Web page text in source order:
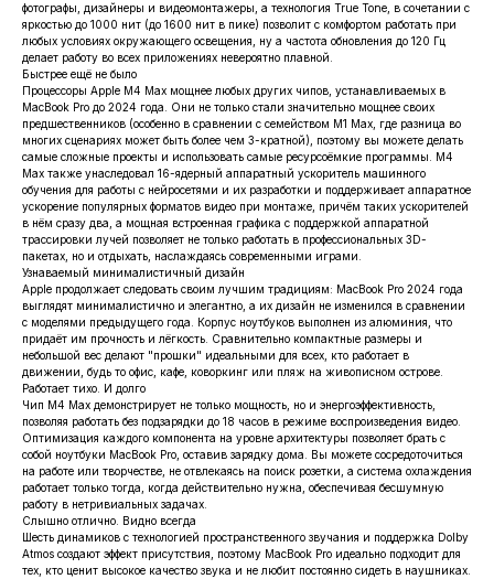
фотографы, дизайнеры и видеомонтажеры, а технология True Tone, в сочетании с
яркостью до 1000 нит (до 1600 нит в пике) позволит с комфортом работать при
любых условиях окружающего освещения, ну а частота обновления до 120 Гц
делает работу во всех приложениях невероятно плавной.
Быстрее ещё не было
Процессоры Apple M4 Max мощнее любых других чипов, устанавливаемых в
MacBook Pro до 2024 года. Они не только стали значительно мощнее своих
предшественников (особенно в сравнении с семейством M1 Max, где разница во
многих сценариях может быть более чем 3-кратной), поэтому вы можете делать
самые сложные проекты и использовать самые ресурсоёмкие программы. M4
Max также унаследовал 16-ядерный аппаратный ускоритель машинного
обучения для работы с нейросетями и их разработки и поддерживает аппаратное
ускорение популярных форматов видео при монтаже, причём таких ускорителей
в нём сразу два, а мощная встроенная графика с поддержкой аппаратной
трассировки лучей позволяет не только работать в профессиональных 3D-
пакетах, но и отдыхать, наслаждаясь современными играми.
Узнаваемый минималистичный дизайн
Apple продолжает следовать своим лучшим традициям: MacBook Pro 2024 года
выглядят минималистично и элегантно, а их дизайн не изменился в сравнении
с моделями предыдущего года. Корпус ноутбуков выполнен из алюминия, что
придаёт им прочность и лёгкость. Сравнительно компактные размеры и
небольшой вес делают "прошки" идеальными для всех, кто работает в
движении, будь то офис, кафе, коворкинг или пляж на живописном острове.
Работает тихо. И долго
Чип M4 Max демонстрирует не только мощность, но и энергоэффективность,
позволяя работать без подзарядки до 18 часов в режиме воспроизведения видео.
Оптимизация каждого компонента на уровне архитектуры позволяет брать с
собой ноутбуки MacBook Pro, оставив зарядку дома. Вы можете сосредоточиться
на работе или творчестве, не отвлекаясь на поиск розетки, а система охлаждения
работает только тогда, когда действительно нужна, обеспечивая бесшумную
работу в нетривиальных задачах.
Слышно отлично. Видно всегда
Шесть динамиков с технологией пространственного звучания и поддержка Dolby
Atmos создают эффект присутствия, поэтому MacBook Pro идеально подходит для
тех, кто ценит высокое качество звука и не любит постоянно сидеть в наушниках.